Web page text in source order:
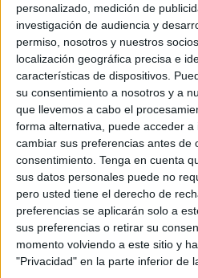
personalizado, medición de
investigación de audiencia y
permiso, nosotros y nuestros
localización geográfica precisa e
características de dispositivos.
su consentimiento a nosotros y a
que llevemos a cabo el
forma alternativa, puede acceder
cambiar sus preferencias antes de
consentimiento. Tenga en cuenta
sus datos personales puede no
pero usted tiene el derecho de
preferencias se aplicarán solo a
sus preferencias o retirar su
momento volviendo a este sitio y
"Privacidad" en la parte inferior de
Engeneral, las células de
candidatas para operar
no expresan proteínas
formar colonias
células omicroorganismos.
Estemicromotor
unaplataforma
en la atención
detectando cáncer u
sistemareproductivo